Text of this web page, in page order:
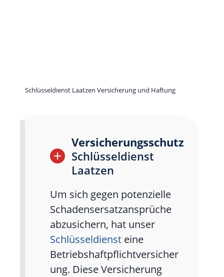
Schlüsseldienst Laatzen Versicherung und Haftung
Versicherungsschutz
Schlüsseldienst
Laatzen
Um sich gegen potenzielle
Schadensersatzansprüche
abzusichern, hat unser
Schlüsseldienst eine
Betriebshaftpflichtversicher
ung. Diese Versicherung